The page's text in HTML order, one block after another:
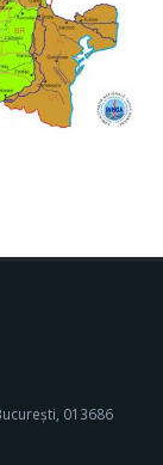
013686